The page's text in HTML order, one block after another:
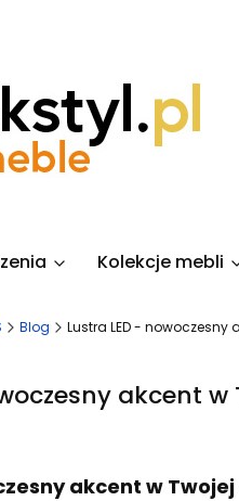
Kolekcje mebli
Blog Lustra LED - nowoczesny
akcent w
akcent w Twojej